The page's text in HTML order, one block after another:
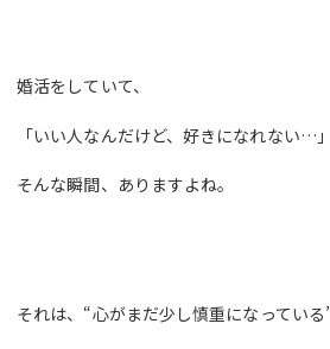
婚活をしていて、
「いい人なんだけど、好きになれない…」
そんな瞬間、ありますよね。
それは、“心がまだ少し慎重になっている”